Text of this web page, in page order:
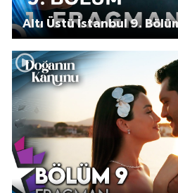
Altı Üstü İstanbul 9.